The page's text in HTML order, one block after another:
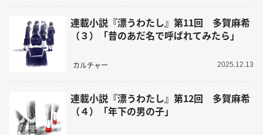
連載小説『漂うわたし』第11回 多賀麻希
（３）「昔のあだ名で呼ばれてみたら」
カルチャー 2025.12.13
連載小説『漂うわたし』第12回 多賀麻希
（４）「年下の男の子」